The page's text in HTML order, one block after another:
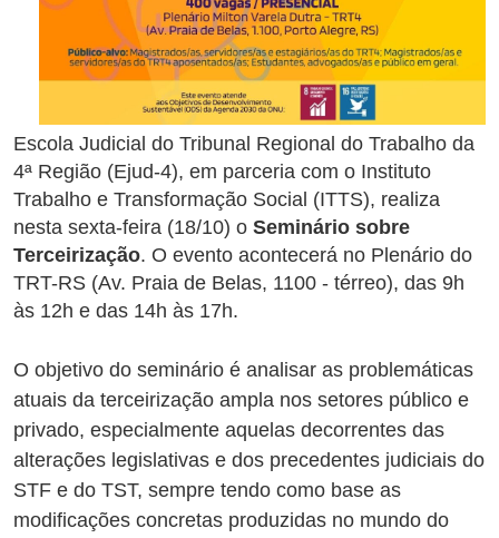
Escola Judicial do Tribunal Regional do Trabalho da
4ª Região (Ejud-4), em parceria com o Instituto
Trabalho e Transformação Social (ITTS), realiza
nesta sexta-feira (18/10) o Seminário sobre
Terceirização. O evento acontecerá no Plenário do
TRT-RS (Av. Praia de Belas, 1100 - térreo), das 9h
às 12h e das 14h às 17h.
O objetivo do seminário é analisar as problemáticas
atuais da terceirização ampla nos setores público e
privado, especialmente aquelas decorrentes das
alterações legislativas e dos precedentes judiciais do
STF e do TST, sempre tendo como base as
modificações concretas produzidas no mundo do